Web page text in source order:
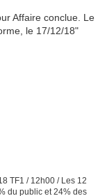
TF1 / 12h00 / Les 12
du public et 24% des